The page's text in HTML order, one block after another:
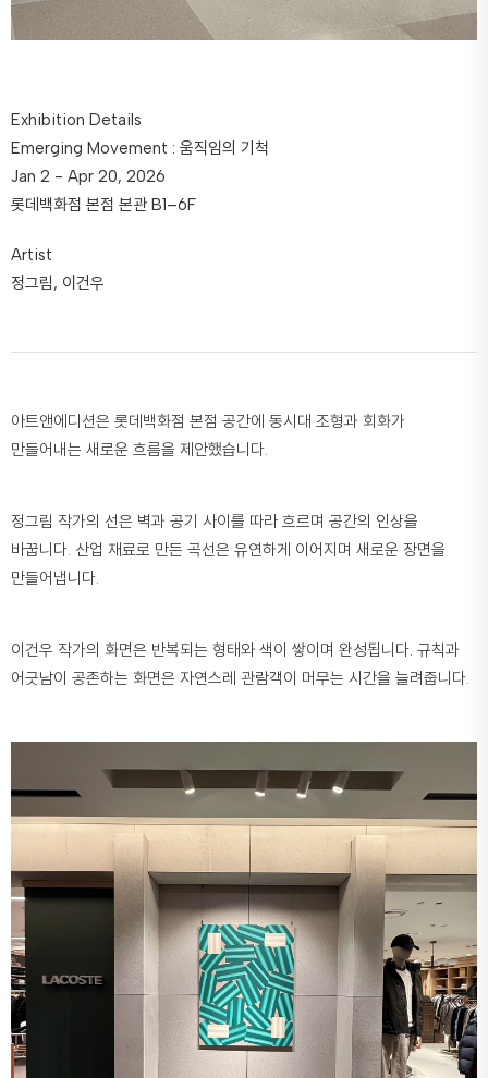
Exhibition Details
Emerging Movement : 움직임의 기척
Jan 2 - Apr 20, 2026
롯데백화점 본점 본관 B1–6F
Artist
정그림, 이건우
아트앤에디션은 롯데백화점 본점 공간에 동시대 조형과 회화가
만들어내는 새로운 흐름을 제안했습니다.
정그림 작가의 선은 벽과 공기 사이를 따라 흐르며 공간의 인상을
바꿉니다. 산업 재료로 만든 곡선은 유연하게 이어지며 새로운 장면을
만들어냅니다.
이건우 작가의 화면은 반복되는 형태와 색이 쌓이며 완성됩니다. 규칙과
어긋남이 공존하는 화면은 자연스레 관람객이 머무는 시간을 늘려줍니다.